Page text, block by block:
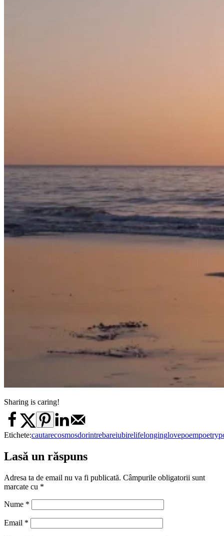
Sharing is caring!
Etichete:cautarecosmosdorintrebareiubirelifelonginglovepoempoetry
Lasă un răspuns
Adresa ta de email nu va fi publicată. Câmpurile obligatorii sunt
marcate cu *
Nume *
Email *